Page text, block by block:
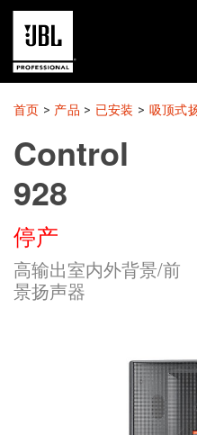
产品
案例研究
学习课程
培训
关于
首页 > 产品 > 已安装 > 吸顶式
Control
928
停产
高输出室内外背景/前
景扬声器